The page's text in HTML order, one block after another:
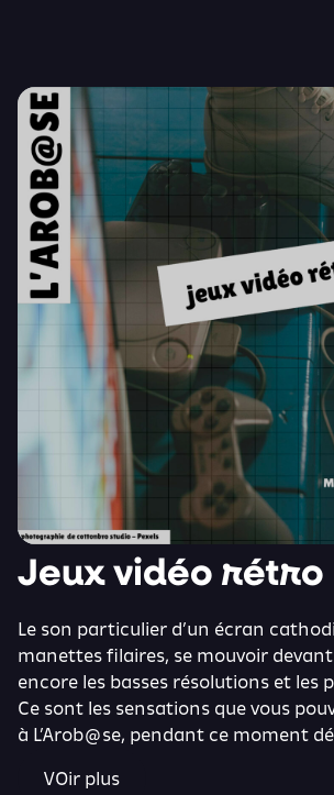
Jeux vidéo rétro
Le son particulier d’un écran
manettes filaires, se mouvoir
encore les basses résolutions et les
Ce sont les sensations que vous
à L’Arob@se, pendant ce moment
VOir plus